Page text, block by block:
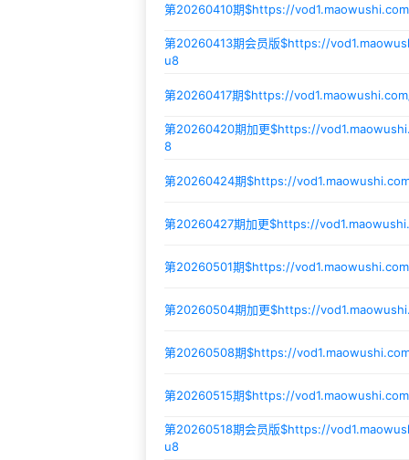
第20260410期$https://
第20260413期会员版$https://
u8
第20260417期$https://
第20260420期加更$https://
8
第20260424期$https://
第20260427期加更$https://
第20260501期$https://
第20260504期加更$https://
第20260508期$https://
第20260515期$https://
第20260518期会员版$https://
u8